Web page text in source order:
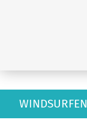
WINDSURFEN